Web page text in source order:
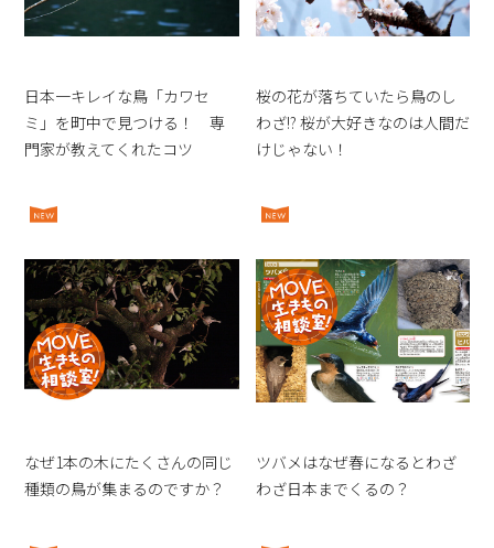
日本一キレイな鳥「カワセ
ミ」を町中で見つける！ 専
門家が教えてくれたコツ
桜の花が落ちていたら鳥のし
わざ!? 桜が大好きなのは人間だ
けじゃない！
なぜ1本の木にたくさんの同じ
種類の鳥が集まるのですか？
ツバメはなぜ春になるとわざ
わざ日本までくるの？